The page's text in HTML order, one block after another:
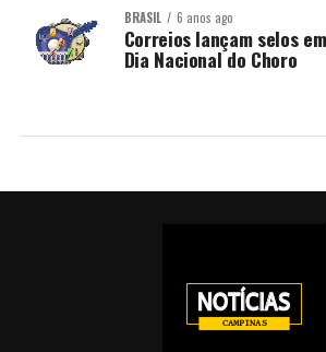
BRASIL 6 anos ago
Correios lançam selos
Dia Nacional do Choro